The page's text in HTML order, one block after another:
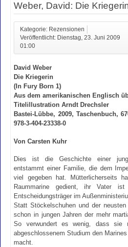
Weber, David: Die
Kategorie: Rezensionen
Veröffentlicht: Dienstag, 23. Juni 2009
01:00
David Weber
Die Kriegerin
(In Fury Born 1)
Aus dem amerikanischen Englisch
Titelillustration Arndt Drechsler
Bastei-Lübbe, 2009, Taschenbuch,
978-3-404-23338-0
Von Carsten Kuhr
Dies ist die Geschichte einer
entstammt einer Familie, die dem
viel gegeben hat. Mütterlicherseits
Raummarine gedient, ihr Vater ist
Entscheidungsträger im
Statt Stöckelschuhen und der
schon in jungen Jahren der mehr
So verwundert es wenig, dass sie
abgeschlossenem Studium den
macht.